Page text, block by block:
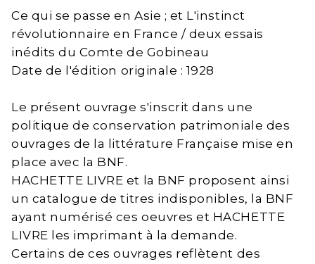
Ce qui se passe en Asie ; et L'instinct
révolutionnaire en France / deux essais
inédits du Comte de Gobineau
Date de l'édition originale : 1928
Le présent ouvrage s'inscrit dans une
politique de conservation patrimoniale des
ouvrages de la littérature Française mise en
place avec la BNF.
HACHETTE LIVRE et la BNF proposent ainsi
un catalogue de titres indisponibles, la BNF
ayant numérisé ces oeuvres et HACHETTE
LIVRE les imprimant à la demande.
Certains de ces ouvrages reflètent des